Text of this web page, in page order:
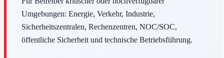
Umgebungen: Energie, Verkehr, Industrie,
Sicherheitszentralen, Rechenzentren, NOC/SOC,
öffentliche Sicherheit und technische Betriebsführung.